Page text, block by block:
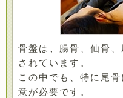
骨盤は、腸骨、仙骨
されています。
この中でも、特に尾
意が必要です。